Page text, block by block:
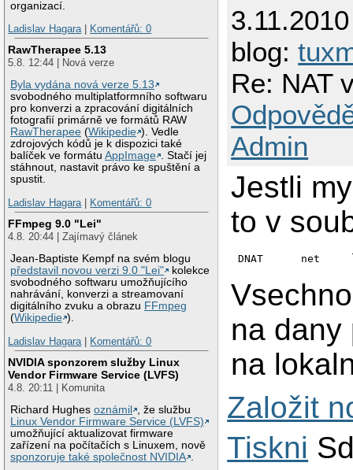
organizací.
Ladislav Hagara| Komentářů: 0
RawTherapee 5.13
5.8. 12:44 | Nová verze
Byla vydána nová verze 5.13
svobodného multiplatformního softwaru
pro konverzi a zpracování digitálních
fotografií primárně ve formátů RAW
RawTherapee (Wikipedie ). Vedle
zdrojových kódů je k dispozici také
balíček ve formátuAppImage . Stačí jej
stáhnout, nastavit právo ke spuštění a
spustit.
Ladislav Hagara| Komentářů: 0
FFmpeg 9.0 "Lei"
4.8. 20:44 | Zajímavý článek
Jean-Baptiste Kempf na svém blogu
představil novou verzi 9.0 "Lei"
kolekce
svobodného softwaru umožňujícího
nahrávání, konverzi a streamovaní
digitálního zvuku a obrazu FFmpeg
(Wikipedie ).
Ladislav Hagara| Komentářů: 0
NVIDIA sponzorem služby Linux
Vendor Firmware Service (LVFS)
4.8. 20:11 | Komunita
Richard Hughesoznámil
, že službu
Linux Vendor Firmware Service (LVFS)
umožňující aktualizovat firmware
zařízení na počítačích s Linuxem, nově
sponzoruje také společnost NVIDIA .
blog:
Re: NAT
Admin
Jestli
to v
DNAT      net
na dany
na
Založit
Tiskni